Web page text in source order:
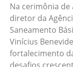
Na cerimônia de
diretor da
Saneamento
Vinícius
fortalecimento